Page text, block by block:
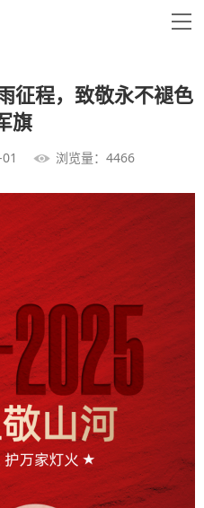
征程，致敬永不褪色
旗
浏览量：4466